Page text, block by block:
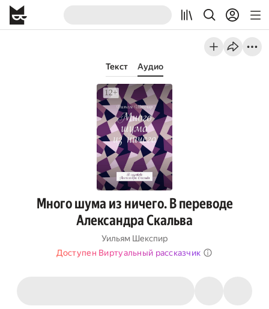
Текст Аудио
Много шума из ничего. В переводе
Александра Скальва
Уильям Шекспир
Доступен Виртуальный рассказчик